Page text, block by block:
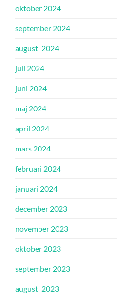
oktober 2024
september 2024
augusti 2024
juli 2024
juni 2024
maj 2024
april 2024
mars 2024
februari 2024
januari 2024
december 2023
november 2023
oktober 2023
september 2023
augusti 2023